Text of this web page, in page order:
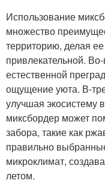
Использование
множество
территорию, делая
привлекательной.
естественной
ощущение уюта. В-
улучшая экосистему
миксбордер может
забора, такие как
правильно
микроклимат,
летом.